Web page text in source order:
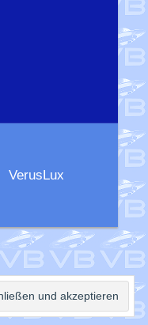
VerusLux